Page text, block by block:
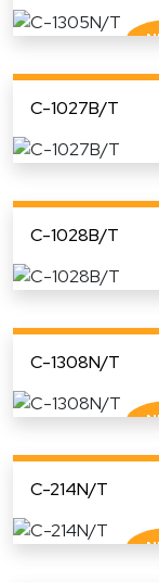
C-1027B/T
C-1028B/T
C-1308N/T
C-214N/T